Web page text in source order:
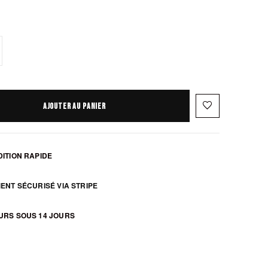
AJOUTER AU PANIER favorite_border
RAPIDE
SÉCURISÉ VIA STRIPE
SOUS 14 JOURS